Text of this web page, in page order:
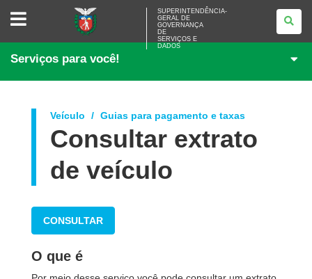
SUPERINTENDÊNCIA-
<BR>GOVERNANÇA
SERVIÇOS
DADOS
SUPERINTENDÊNCIA-
GERAL DE
GOVERNANÇA
DE
SERVIÇOS E
DADOS
Serviços para você!
Veículo Guias para pagamento e taxas
Consultar extrato
de veículo
CONSULTAR
O que é